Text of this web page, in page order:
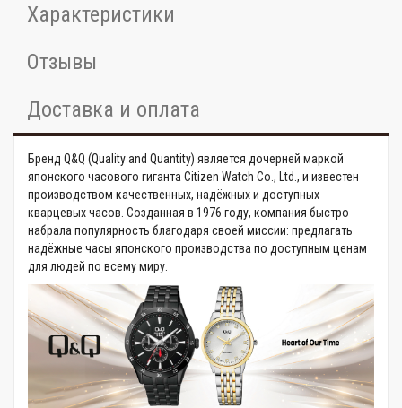
Характеристики
Отзывы
Доставка и оплата
Бренд Q&Q (Quality and Quantity) является дочерней маркой
японского часового гиганта Citizen Watch Co., Ltd., и известен
производством качественных, надёжных и доступных
кварцевых часов. Созданная в 1976 году, компания быстро
набрала популярность благодаря своей миссии: предлагать
надёжные часы японского производства по доступным ценам
для людей по всему миру.